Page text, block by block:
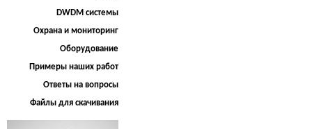
DWDM системы
Охрана и мониторинг
Оборудование
Примеры наших работ
Ответы на вопросы
Файлы для скачивания